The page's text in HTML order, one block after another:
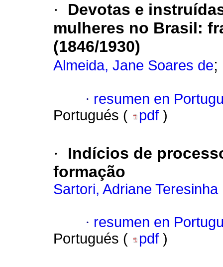
·
Devotas e
mulheres no Brasil:
(1846/1930)
Almeida, Jane Soares de;
· resumen en
Portugués (
pdf )
·
Indícios de
formação
Sartori, Adriane Teresinha
· resumen en
Portugués (
pdf )